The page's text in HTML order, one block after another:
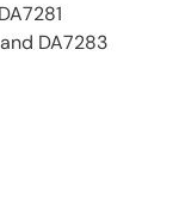
DA7283